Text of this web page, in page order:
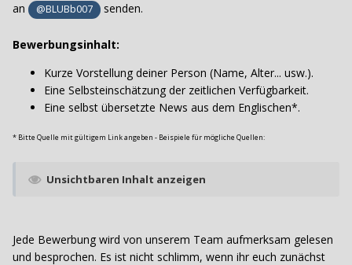
an
@BLUBb007 senden.
Bewerbungsinhalt:
Kurze Vorstellung deiner Person (Name, Alter... usw.).
Eine Selbsteinschätzung der zeitlichen Verfügbarkeit.
Eine selbst übersetzte News aus dem Englischen*.
* Bitte Quelle mit gültigem Link angeben - Beispiele für mögliche Quellen:
Unsichtbaren Inhalt anzeigen
Jede Bewerbung wird von unserem Team aufmerksam gelesen
und besprochen. Es ist nicht schlimm, wenn ihr euch zunächst